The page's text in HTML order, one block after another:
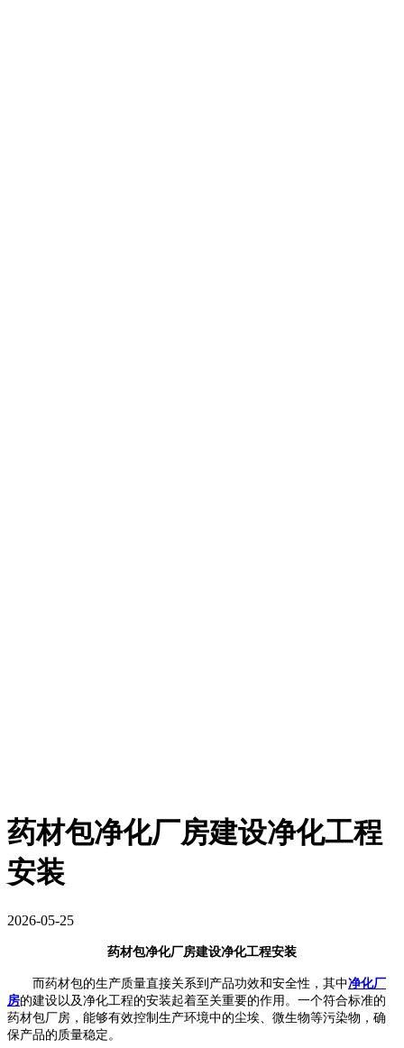
药材包净化厂房建设净化工程
安装
2026-05-25
药材包净化厂房建设净化工程安装
而药材包的生产质量直接关系到 产品功效和安全性，其中净化厂
房的建设以及净化工程的安装起着至关重要的作用。一个符合标准的
药材包厂房，能够有效控制生产环境中的尘埃、微生物等污染物，确
保产品的质量稳定。